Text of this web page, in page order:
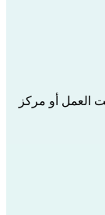
العمل أو مركز